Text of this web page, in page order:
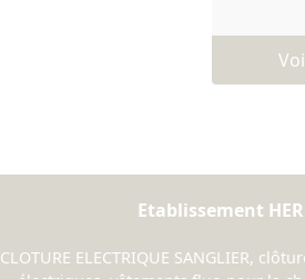
Etablissement
CLOTURE ELECTRIQUE SANGLIER,